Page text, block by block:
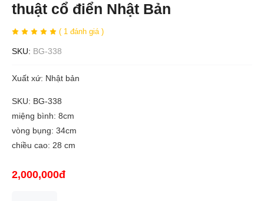
thuật cổ điển Nhật Bản
( 1 đánh giá )
SKU: BG-338
Xuất xứ: Nhật bản
SKU: BG-338
miệng bình: 8cm
vòng bụng: 34cm
chiều cao: 28 cm
2,000,000đ